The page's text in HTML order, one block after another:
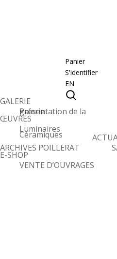
Panier
S'identifier
EN
GALERIE
Présentation de la galerie
ŒUVRES
Luminaires
Céramiques
ARCHIVES POILLERAT
E-SHOP
VENTE D’OUVRAGES